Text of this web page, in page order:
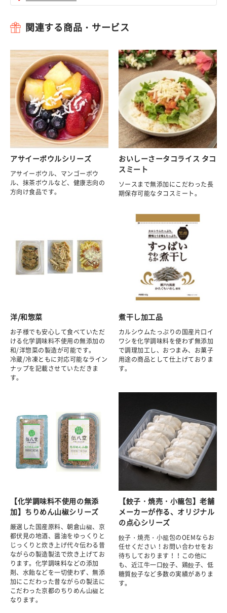
関連する商品・サービス
アサイーボウルシリーズ
アサイーボウル、マンゴーボウ
ル、抹茶ボウルなど、健康志向の
方向け食品です。
おいしーさータコライス タコ
スミート
ソースまで無添加にこだわった長
期保存可能なタコスミート。
洋/和惣菜
お子様でも安心して食べていただ
ける化学調味料不使用の無添加の
和/洋惣菜の製造が可能です。
冷蔵/冷凍ともに対応可能なライン
ナップを記載させていただきま
す。
煮干し加工品
カルシウムたっぷりの国産片口イ
ワシを化学調味料を使わず無添加
で調理加工し、おつまみ、お菓子
用途の商品として仕上げておりま
す。
【化学調味料不使用の無添
加】ちりめん山椒シリーズ
厳選した国産原料、朝倉山椒、京
都伏見の地酒、醤油をゆっくりと
じっくりと炊き上げ代々伝わる昔
ながらの製造製法で炊き上げてお
ります。化学調味料などの添加
剤、水飴などを一切使わず、無添
加にこだわった昔ながらの製法に
こだわった京都のちりめん山椒と
なります。
【餃子・焼売・小籠包】老舗
メーカーが作る、オリジナル
の点心シリーズ
餃子・焼売・小籠包のOEMならお
任せください！お問い合わせをお
待ちしております！！この他に
も、近江牛一口餃子、鶏餃子、低
糖質餃子など多数の実績がありま
す。